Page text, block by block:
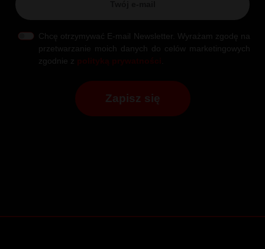
Chcę otrzymywać E-mail Newsletter. Wyrażam zgodę na
przetwarzanie moich danych do celów marketingowych
zgodnie z polityką prywatności
Zapisz się